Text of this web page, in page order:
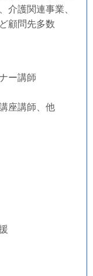
介護関連事業、
顧問先多数
ー講師
座講師、他